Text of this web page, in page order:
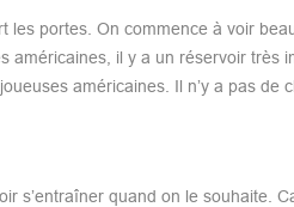
les portes. On commence à voir
américaines, il y a un réservoir très
américaines. Il n’y a pas de
s’entraîner quand on le souhaite.